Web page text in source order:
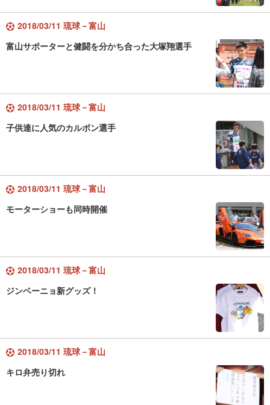
2018/03/11 琉球－富山
富山サポーターと健闘を分かち合った大塚翔選手
2018/03/11 琉球－富山
子供達に人気のカルボン選手
2018/03/11 琉球－富山
モーターショーも同時開催
2018/03/11 琉球－富山
ジンベーニョ新グッズ！
2018/03/11 琉球－富山
キロ弁売り切れ